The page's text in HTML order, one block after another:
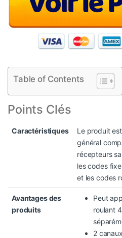
Table of Contents
Points Clés
Caractéristiques
Le produit
général
récepteurs
les codes
et les codes
Avantages des
produits
Peut
roulant
2